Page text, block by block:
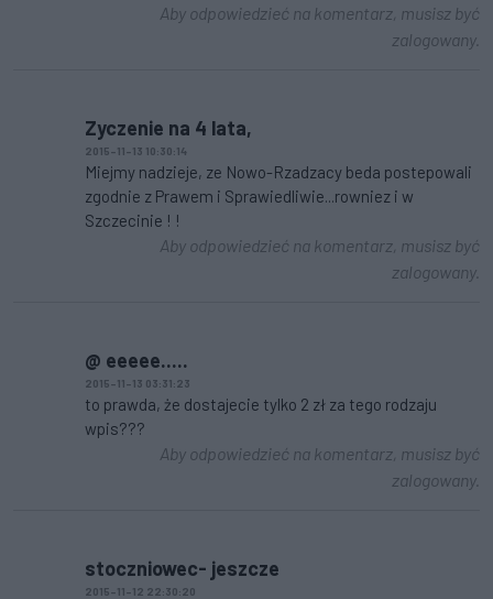
Aby odpowiedzieć na komentarz, musisz być
zalogowany.
Zyczenie na 4 lata,
2015-11-13 10:30:14
Miejmy nadzieje, ze Nowo-Rzadzacy beda postepowali
zgodnie z Prawem i Sprawiedliwie...rowniez i w
Szczecinie ! !
Aby odpowiedzieć na komentarz, musisz być
zalogowany.
@ eeeee.....
2015-11-13 03:31:23
to prawda, że dostajecie tylko 2 zł za tego rodzaju
wpis???
Aby odpowiedzieć na komentarz, musisz być
zalogowany.
stoczniowec- jeszcze
2015-11-12 22:30:20